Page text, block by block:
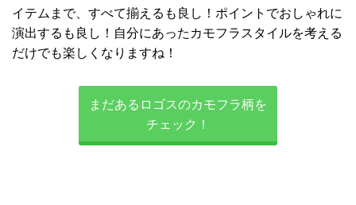
イテムまで、すべて揃えるも良し！ポイントでおしゃれに
演出するも良し！自分にあったカモフラスタイルを考える
だけでも楽しくなりますね！
まだあるロゴスのカモフラ柄を
チェック！